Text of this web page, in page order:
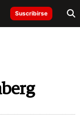
Suscribirse